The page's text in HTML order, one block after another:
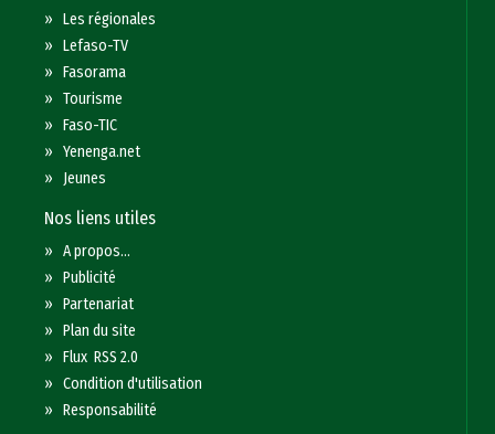
»Les régionales
»Lefaso-TV
»Fasorama
»Tourisme
»Faso-TIC
»Yenenga.net
» Jeunes
Nos liens utiles
»A propos...
»Publicité
»Partenariat
»Plan du site
»Flux RSS 2.0
»Condition d'utilisation
»Responsabilité